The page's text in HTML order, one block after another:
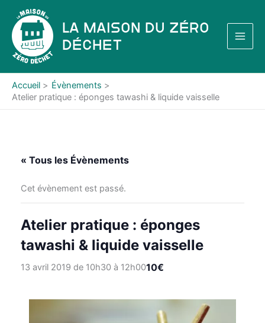
contenu
La Maison du Zéro
Déchet
Accueil
Évènements
Atelier pratique : éponges tawashi & liquide vaisselle
« Tous les Évènements
Cet évènement est passé.
Atelier pratique : éponges
tawashi & liquide vaisselle
13 avril 2019 de 10h30à 12h0010€